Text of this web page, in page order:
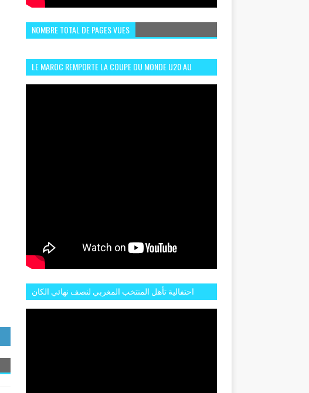
NOMBRE TOTAL DE PAGES VUES
LE MAROC REMPORTE LA COUPE DU MONDE U20 AU
احتفالية تأهل المنتخب المغربي لنصف نهائي الكان